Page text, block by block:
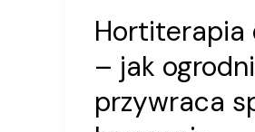
Hortiterapia
– jak
przywraca
i
harmonię